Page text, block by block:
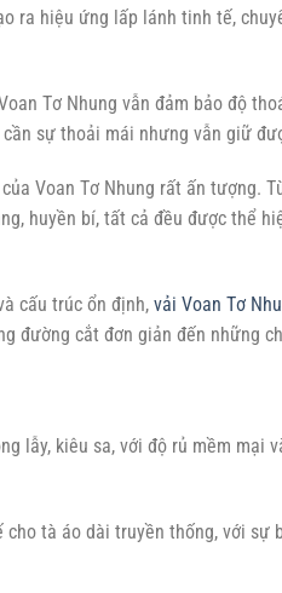
ra hiệu ứng lấp lánh tinh tế,
Tơ Nhung vẫn đảm bảo độ
sự thoải mái nhưng vẫn giữ
Voan Tơ Nhung rất ấn tượng.
huyền bí, tất cả đều được thể
cấu trúc ổn định, vải Voan Tơ
đường cắt đơn giản đến những
lẫy, kiêu sa, với độ rủ mềm mại
tà áo dài truyền thống, với sự